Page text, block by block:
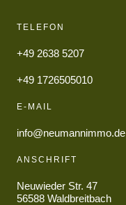
TELEFON
+49 2638 5207
+49 1726505010
E-MAIL
info@neumannimmo.de
ANSCHRIFT
Neuwieder Str. 47
56588 Waldbreitbach